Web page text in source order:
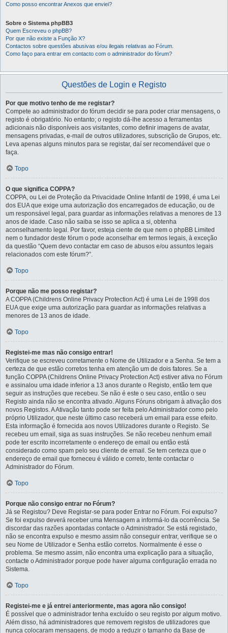
Como posso encontrar Anexos que enviei?
Sobre o Sistema phpBB3
Quem Escreveu o phpBB?
Por que não existe a Função X?
Contactos sobre questões abusivas e/ou ilegais relativas ao Fórum.
Como faço para entrar em contacto com o administrador do fórum?
Questões de Login e Registo
Por que motivo tenho de me registar?
Compete ao administrador do fórum decidir se para poder criar mensagens, o
registo é obrigatório. No entanto; o registo dá-lhe acesso a ferramentas
adicionais não disponíveis aos visitantes, como definir imagens de avatar,
mensagens privadas, e-mail de outros utilizadores, subscrição de Grupos, etc.
Leva apenas alguns minutos para se registar, daí ser recomendável que o
faça.
Topo
O que significa COPPA?
COPPA, ou Lei de Proteção da Privacidade Online Infantil de 1998, é uma Lei
dos EUA que exige uma autorização dos encarregados de educação, ou de
um responsável legal, para guardar as informações relativas a menores de 13
anos de idade. Caso não saiba se isso se aplica a si, obtenha
aconselhamento legal. Por favor, esteja ciente de que nem o phpBB Limited
nem o fundador deste fórum o pode aconselhar em termos legais, à exceção
da questão “Quem devo contactar em caso de abusos e/ou assuntos legais
relacionados com este fórum?”.
Topo
Porque não me posso registar?
A COPPA (Childrens Online Privacy Protection Act) é uma Lei de 1998 dos
EUA que exige uma autorização para guardar as informações relativas a
menores de 13 anos de idade.
Topo
Registei-me mas não consigo entrar!
Verifique se escreveu corretamente o Nome de Utilizador e a Senha. Se tem a
certeza de que estão corretos tenha em atenção um de dois fatores. Se a
função COPPA (Childrens Online Privacy Protection Act) estiver ativa no Fórum
e assinalou uma idade inferior a 13 anos durante o Registo, então tem que
seguir as instruções que recebeu. Se não é este o seu caso, então o seu
Registo ainda não se encontra ativado. Alguns Fóruns obrigam à ativação dos
novos Registos. A Ativação tanto pode ser feita pelo Administrador como pelo
próprio Utilizador, que neste último caso receberá um email para esse efeito.
Esta informação é fornecida aos novos Utilizadores durante o Registo. Se
recebeu um email, siga as suas instruções. Se não recebeu nenhum email
pode ter escrito incorretamente o endereço de email ou então está
considerado como spam pelo seu cliente de email. Se tem certeza que o
endereço de email que forneceu é válido e correto, tente contactar o
Administrador do Fórum.
Topo
Porque não consigo entrar no Fórum?
Já se Registou? Deve Registar-se para poder Entrar no Fórum. Foi expulso?
Se foi expulso deverá receber uma Mensagem a informá-lo da ocorrência. Se
discordar das razões apontadas contacte o Administrador. Se está registado,
não se encontra expulso e mesmo assim não conseguir entrar, verifique se o
seu Nome de Utilizador e Senha estão corretos. Normalmente é esse o
problema. Se mesmo assim, não encontra uma explicação para a situação,
contacte o Administrador porque pode haver alguma configuração errada no
Sistema.
Topo
Registei-me e já entrei anteriormente, mas agora não consigo!
É possível que o administrador tenha excluído o seu registo por algum motivo.
Além disso, há administradores que removem registos de utilizadores que
nunca colocaram mensagens, de modo a reduzir o tamanho da Base de